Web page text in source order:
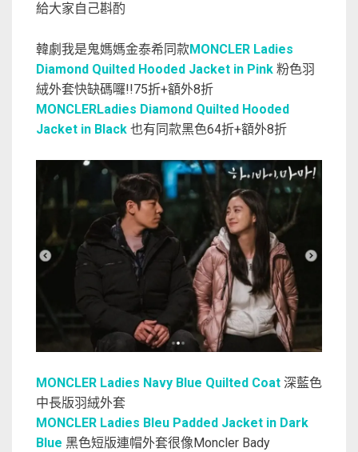
給大家自己斟酌
韓劇我是鬼媽媽金泰希同款 MONCLER Ladies
Diamond Quilted Hooded Jacket in Pink 粉色羽
絨外套快缺碼囉!!75折+額外8折
MONCLERLadies Diamond Quilted Hooded
Jacket in Black 也有同款黑色64折+額外8折
MONCLER Ladies Navy Blue Quilted Coat 深藍色
中長版羽絨外套
MONCLER Ladies Bleu Padded Jacket in Dark
Blue 黑色短版連帽外套很像Moncler Bady